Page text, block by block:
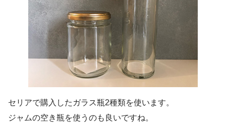
セリアで購入したガラス瓶2種類を使います。
ジャムの空き瓶を使うのも良いですね。